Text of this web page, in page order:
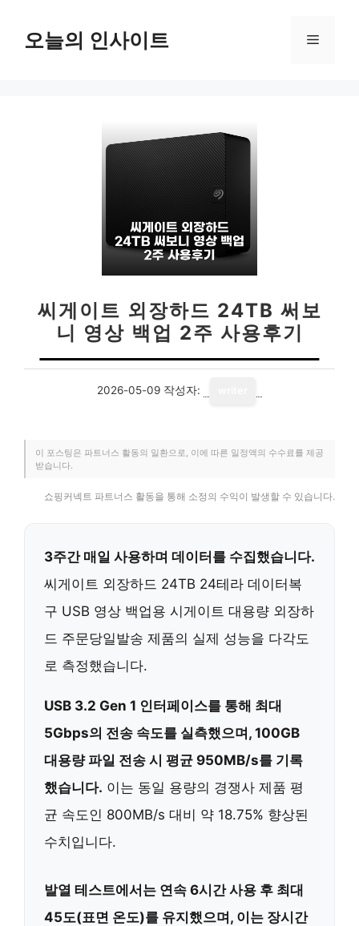
오늘의 인사이트 메
씨게이트 외장하드 24TB 써보
니 영상 백업 2주 사용후기
2026-05-09 작성자:
이 포스팅은 파트너스 활동의 일환으로, 이에 따른 일정액의 수수료를 제공
받습니다.
쇼핑커넥트 파트너스 활동을 통해 소정의 수익이 발생할 수 있습니다.
3주간 매일 사용하며 데이터를 수집했습니다.
씨게이트 외장하드 24TB 24테라 데이터복
구 USB 영상 백업용 시게이트 대용량 외장하
드 주문당일발송 제품의 실제 성능을 다각도
로 측정했습니다.
USB 3.2 Gen 1 인터페이스를 통해 최대
5Gbps의 전송 속도를 실측했으며, 100GB
대용량 파일 전송 시 평균 950MB/s를 기록
했습니다. 이는 동일 용량의 경쟁사 제품 평
균 속도인 800MB/s 대비 약 18.75% 향상된
수치입니다.
발열 테스트에서는 연속 6시간 사용 후 최대
45도(표면 온도)를 유지했으며, 이는 장시간